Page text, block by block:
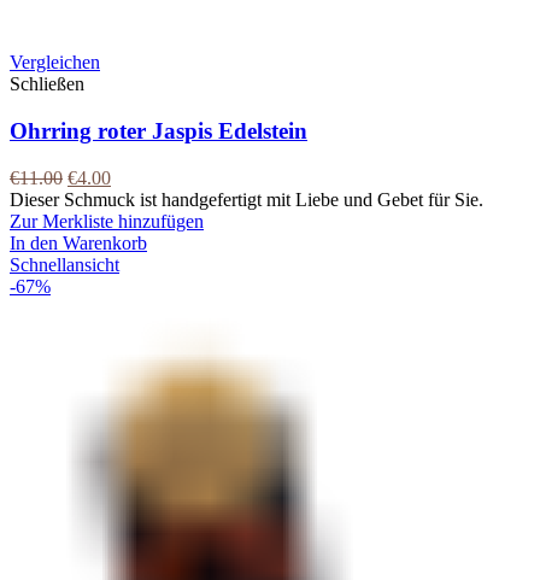
Vergleichen
Schließen
Ohrring roter Jaspis Edelstein
€11.00 €4.00
Dieser Schmuck ist handgefertigt mit Liebe und Gebet für Sie.
Zur Merkliste hinzufügen
In den Warenkorb
Schnellansicht
-67%